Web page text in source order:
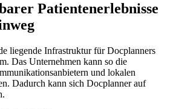
Patientenerlebnisse
liegende Infrastruktur für Docplanners
Das Unternehmen kann so die
und lokalen
Dadurch kann sich Docplanner auf